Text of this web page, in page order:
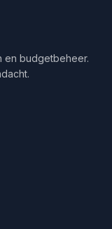
en budgetbeheer.